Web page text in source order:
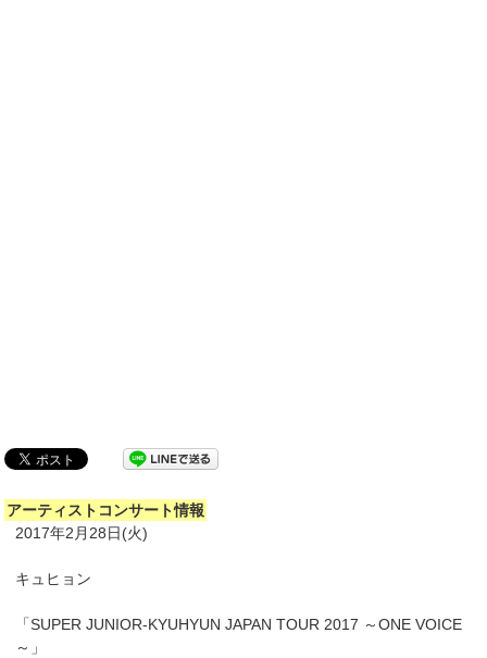
アーティストコンサート情報
2017年2月28日(火)
キュヒョン
「SUPER JUNIOR-KYUHYUN JAPAN TOUR 2017 ～ONE VOICE
～」